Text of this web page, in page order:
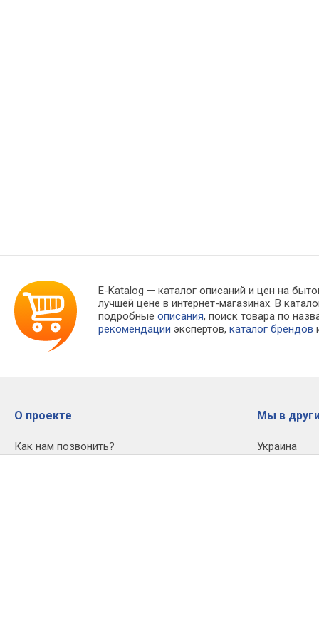
E-Katalog — каталог описаний и цен на
лучшей цене в интернет-магазинах. В
подробныеописания, поиск товара по
рекомендации экспертов,каталог брендов
О проекте
Как нам позвонить?
Мы в
Украина